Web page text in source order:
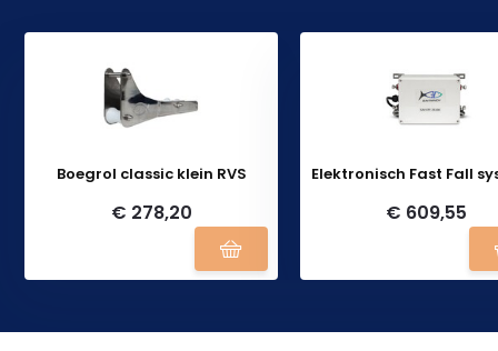
Boegrol classic klein RVS
€ 278,20
Elektronisch Fast Fall
€ 609,55